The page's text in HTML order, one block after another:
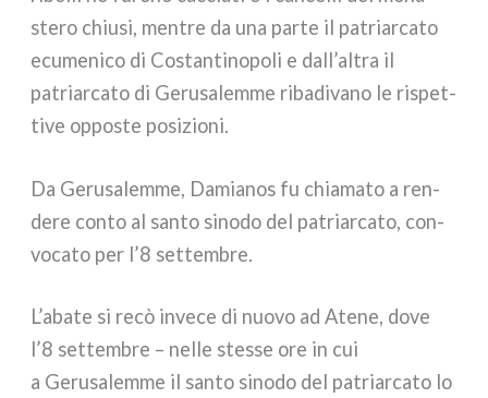
ste­ro chiu­si, men­tre da una par­te il patriar­ca­to
ecu­me­ni­co di Costantinopoli e dall’altra il
patriar­ca­to di Gerusalemme riba­di­va­no le rispet­
ti­ve oppo­ste posi­zio­ni.
Da Gerusalemme, Damianos fu chia­ma­to a ren­
de­re con­to al san­to sino­do del patriar­ca­to, con­
vo­ca­to per l’8 set­tem­bre.
L’abate si recò inve­ce di nuo­vo ad Atene, dove
l’8 set­tem­bre – nel­le stes­se ore in cui
a Gerusalemme il san­to sino­do del patriar­ca­to lo